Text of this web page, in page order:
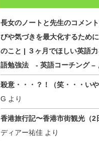
長女のノートと先生のコメン
びや気づきを最大化するため
のこと | ３ヶ月でほしい英語
語勉強法 - 英語コーチング –
殺意・・・？！（笑・・・い
G より
香港旅行記〜香港市街観光（2
ディアー祐佳 より